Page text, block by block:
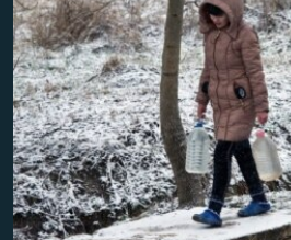
Усі сайти RFE/RL